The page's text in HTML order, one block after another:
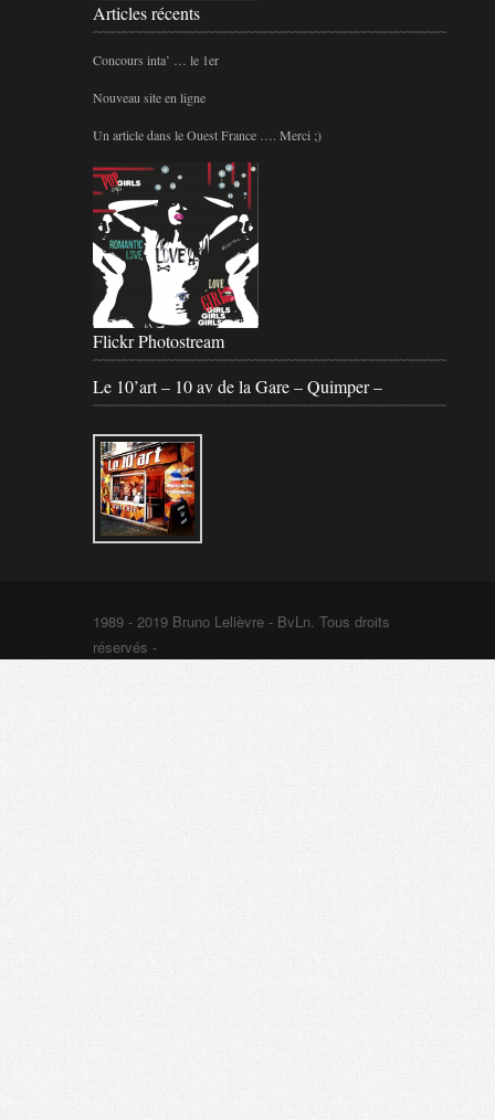
Articles récents
Concours inta’ … le 1er
Nouveau site en ligne
Un article dans le Ouest France …. Merci ;)
Flickr Photostream
Le 10’art – 10 av de la Gare – Quimper –
1989 - 2019 Bruno Lelièvre - BvLn. Tous droits
réservés -